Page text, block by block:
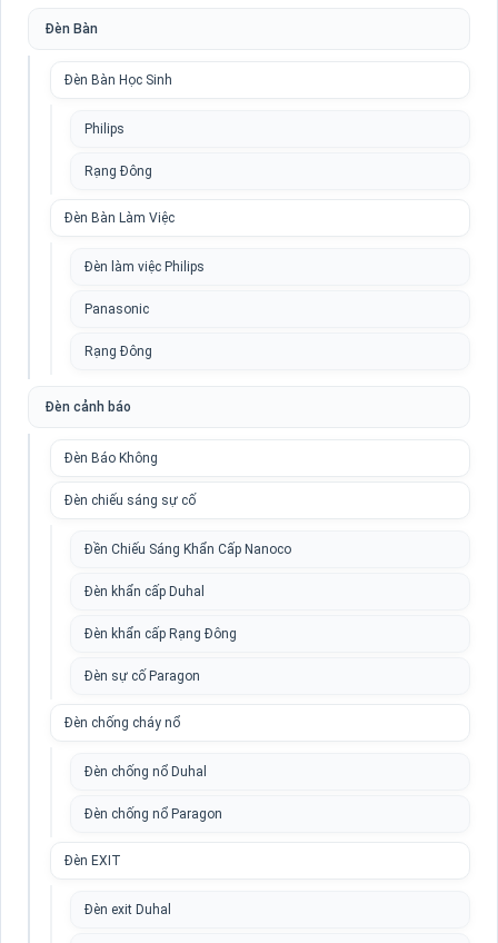
Đèn Bàn
Đèn Bàn Học Sinh
Philips
Rạng Đông
Đèn Bàn Làm Việc
Đèn làm việc Philips
Panasonic
Rạng Đông
Đèn cảnh báo
Đèn Báo Không
Đèn chiếu sáng sự cố
Đền Chiếu Sáng Khẩn Cấp Nanoco
Đèn khẩn cấp Duhal
Đèn khẩn cấp Rạng Đông
Đèn sự cố Paragon
Đèn chống cháy nổ
Đèn chống nổ Duhal
Đèn chống nổ Paragon
Đèn EXIT
Đèn exit Duhal